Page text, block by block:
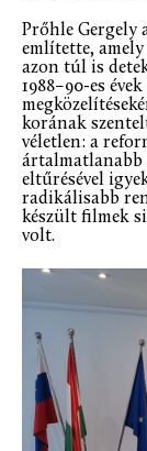
Prőhle Gergely
említette,
azon túl is
1988–90-es
korának
véletlen: a
ártalmatlanabb
eltűrésével
radikálisabb
készült filmek
volt.